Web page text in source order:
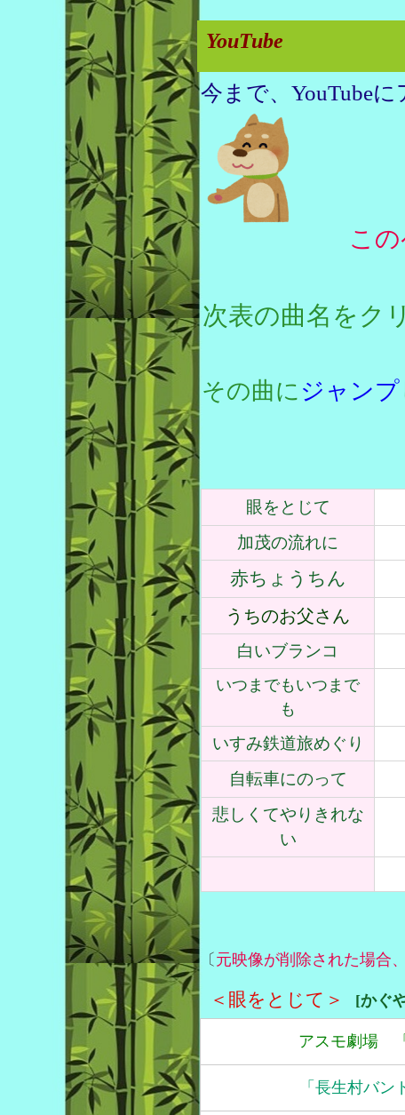
YouTube
今まで、YouTube
このペ
次表の曲名をク
その曲に ジャンプ
眼をとじて
加茂の流れに
赤ちょうちん
うちのお父さん
白いブランコ
いつまでもいつまで
も
いすみ鉄道旅めぐり
自転車にのって
悲しくてやりきれな
い
〔元映像が削除された場合
＜眼をとじて＞ [かぐ
アスモ劇場
「長生村バ